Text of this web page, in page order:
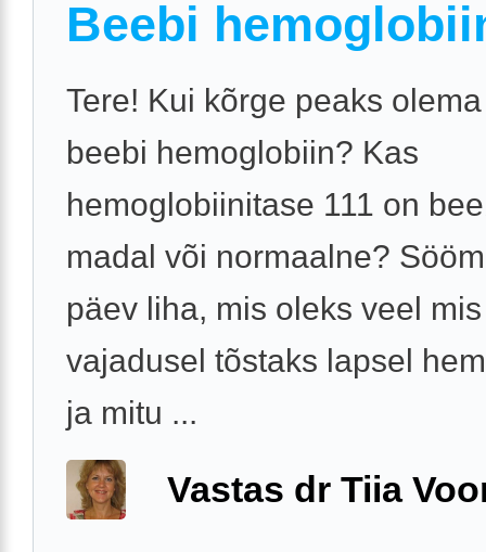
Beebi
Tere! Kui kõrge peaks
beebi hemoglobiin? Kas
hemoglobiinitase 111 on
madal või normaalne?
päev liha, mis oleks veel mis
vajadusel tõstaks lapsel
ja mitu ...
Vastas dr Tiia